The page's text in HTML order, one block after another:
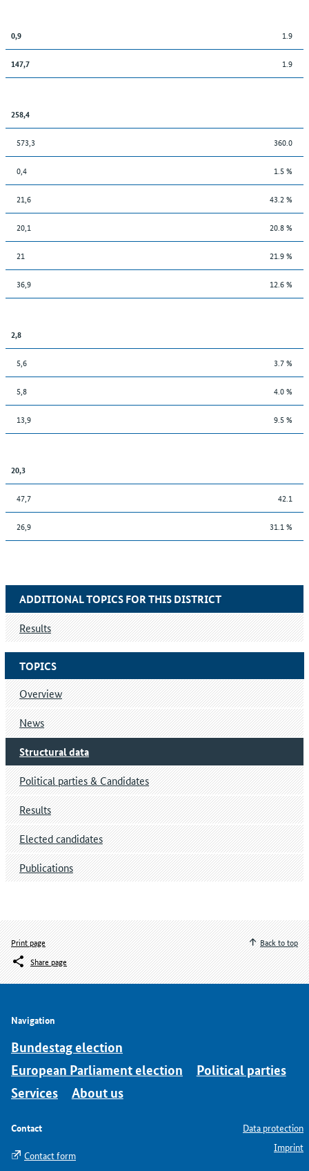
0,9 1.9
147,7 1.9
258,4
573,3 360.0
0,4 1.5 %
21,6 43.2 %
20,1 20.8 %
21 21.9 %
36,9 12.6 %
2,8
5,6 3.7 %
5,8 4.0 %
13,9 9.5 %
20,3
47,7 42.1
26,9 31.1 %
TOPICS
Overview
News
Structural data
Political parties & Candidates
Results
Elected candidates
Publications
ADDITIONAL TOPICS FOR THIS DISTRICT
Results
Print page
Share page
Back to top
Navigation
Bundestag election
European Parliament election
Political parties
Services
About us
Contact
Contact form
Data protection
Imprint